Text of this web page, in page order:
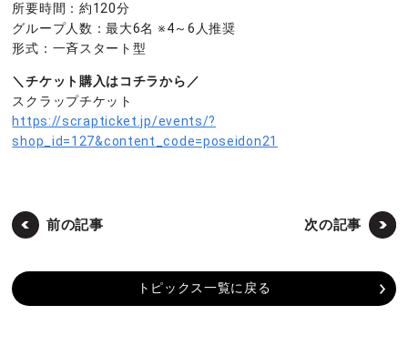
所要時間：約120分
グループ人数：最大6名 ※4～6人推奨
形式：一斉スタート型
＼チケット購入はコチラから／
スクラップチケット
https://scrapticket.jp/events/?
shop_id=127&content_code=poseidon21
前の記事 次の記事
トピックス一覧に戻る